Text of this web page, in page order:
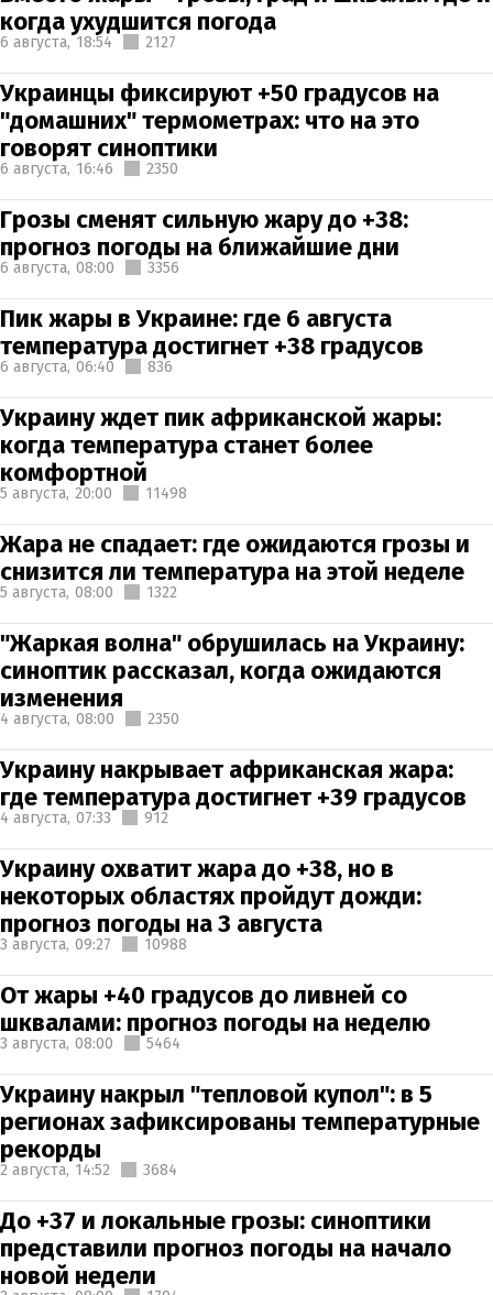
когда ухудшится погода
6 августа, 18:54 2127
Украинцы фиксируют +50 градусов на
"домашних" термометрах: что на это
говорят синоптики
6 августа, 16:46 2350
Грозы сменят сильную жару до +38:
прогноз погоды на ближайшие дни
6 августа, 08:00 3356
Пик жары в Украине: где 6 августа
температура достигнет +38 градусов
6 августа, 06:40 836
Украину ждет пик африканской жары:
когда температура станет более
комфортной
5 августа, 20:00 11498
Жара не спадает: где ожидаются грозы и
снизится ли температура на этой неделе
5 августа, 08:00 1322
"Жаркая волна" обрушилась на Украину:
синоптик рассказал, когда ожидаются
изменения
4 августа, 08:00 2350
Украину накрывает африканская жара:
где температура достигнет +39 градусов
4 августа, 07:33 912
Украину охватит жара до +38, но в
некоторых областях пройдут дожди:
прогноз погоды на 3 августа
3 августа, 09:27 10988
От жары +40 градусов до ливней со
шквалами: прогноз погоды на неделю
3 августа, 08:00 5464
Украину накрыл "тепловой купол": в 5
регионах зафиксированы температурные
рекорды
2 августа, 14:52 3684
До +37 и локальные грозы: синоптики
представили прогноз погоды на начало
новой недели